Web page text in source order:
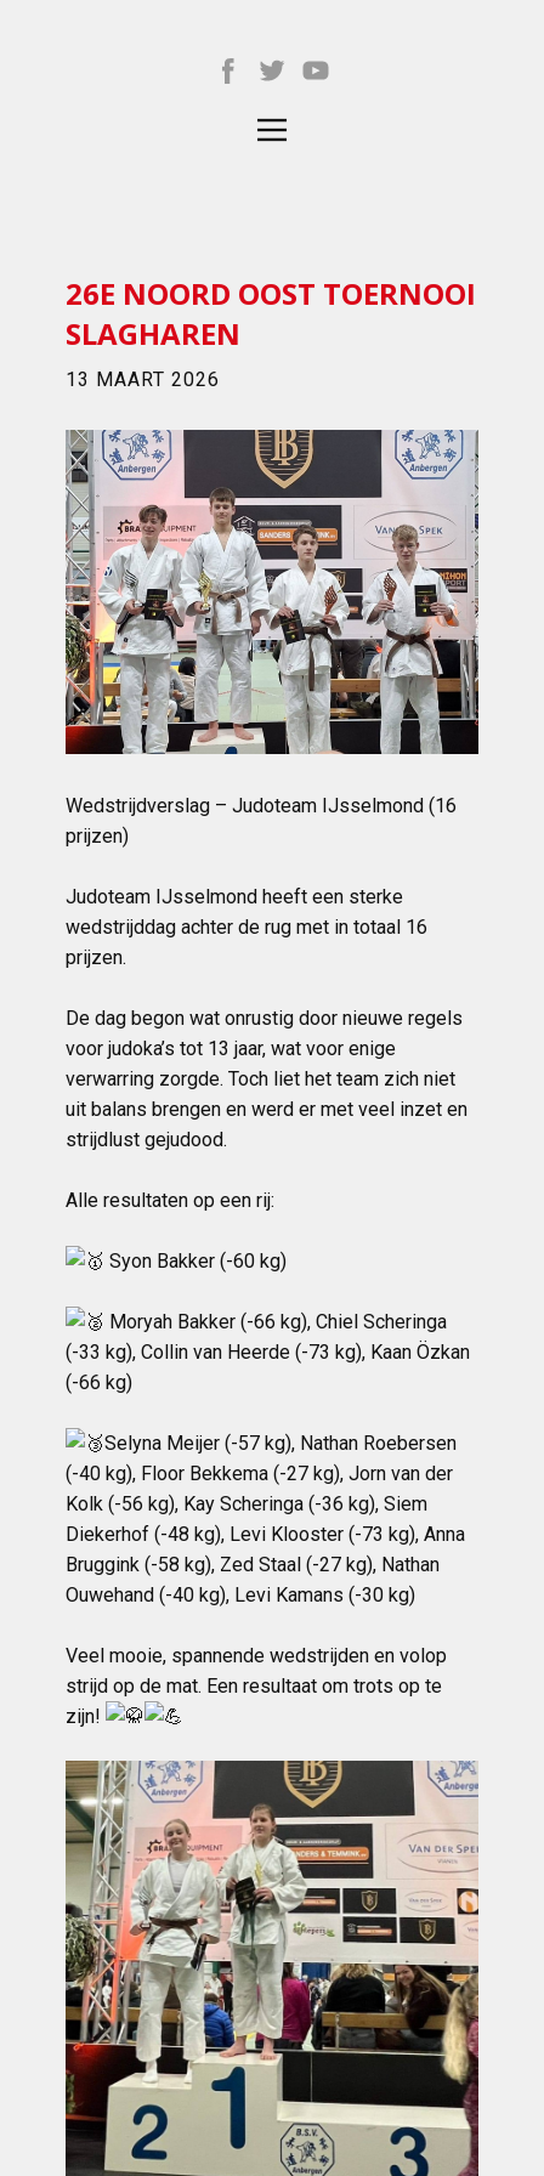
26E NOORD OOST TOERNOOI
SLAGHAREN
13 MAART 2026
Wedstrijdverslag – Judoteam IJsselmond (16
prijzen)
Judoteam IJsselmond heeft een sterke
wedstrijddag achter de rug met in totaal 16
prijzen.
De dag begon wat onrustig door nieuwe regels
voor judoka’s tot 13 jaar, wat voor enige
verwarring zorgde. Toch liet het team zich niet
uit balans brengen en werd er met veel inzet en
strijdlust gejudood.
Alle resultaten op een rij:
Syon Bakker (-60 kg)
Moryah Bakker (-66 kg), Chiel Scheringa
(-33 kg), Collin van Heerde (-73 kg), Kaan Özkan
(-66 kg)
Selyna Meijer (-57 kg), Nathan Roebersen
(-40 kg), Floor Bekkema (-27 kg), Jorn van der
Kolk (-56 kg), Kay Scheringa (-36 kg), Siem
Diekerhof (-48 kg), Levi Klooster (-73 kg), Anna
Bruggink (-58 kg), Zed Staal (-27 kg), Nathan
Ouwehand (-40 kg), Levi Kamans (-30 kg)
Veel mooie, spannende wedstrijden en volop
strijd op de mat. Een resultaat om trots op te
zijn!